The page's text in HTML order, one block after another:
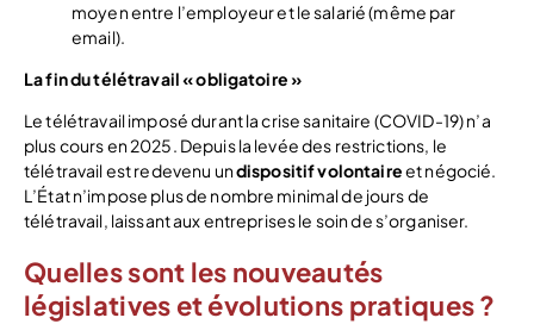
moyen entre l’employeur et le salarié (même par
email).
La fin du télétravail « obligatoire »
Le télétravail imposé durant la crise sanitaire (COVID-19) n’a
plus cours en 2025. Depuis la levée des restrictions, le
télétravail est redevenu undispositif volontaireet négocié.
L’État n’impose plus de nombre minimal de jours de
télétravail, laissant aux entreprises le soin de s’organiser.
Quelles sont les nouveautés
législatives et évolutions pratiques ?